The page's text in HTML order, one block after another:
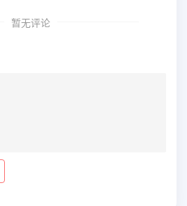
暂无评论